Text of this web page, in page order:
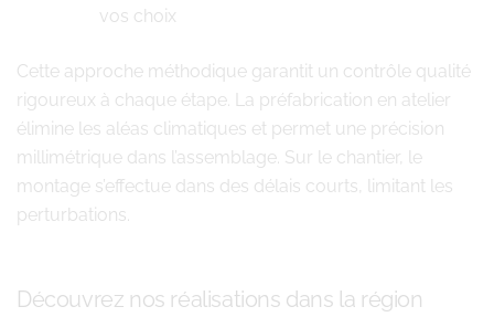
vos choix
Cette approche méthodique garantit un contrôle qualité
rigoureux à chaque étape. La préfabrication en atelier
élimine les aléas climatiques et permet une précision
millimétrique dans l’assemblage. Sur le chantier, le
montage s’effectue dans des délais courts, limitant les
perturbations.
Découvrez nos réalisations dans la région